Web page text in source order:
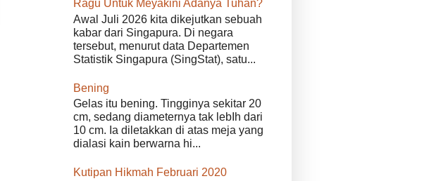
Ragu Untuk Meyakini Adanya Tuhan?
Awal Juli 2026 kita dikejutkan sebuah
kabar dari Singapura. Di negara
tersebut, menurut data Departemen
Statistik Singapura (SingStat), satu...
Bening
Gelas itu bening. Tingginya sekitar 20
cm, sedang diameternya tak lebIh dari
10 cm. Ia diletakkan di atas meja yang
dialasi kain berwarna hi...
Kutipan Hikmah Februari 2020